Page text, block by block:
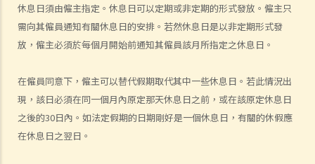
休息日須由僱主指定。休息日可以定期或非定期的形式發放。僱主只
需向其僱員通知有關休息日的安排。若然休息日是以非定期形式發
放，僱主必須於每個月開始前通知其僱員該月所指定之休息日。
在僱員同意下，僱主可以替代假期取代其中一些休息日。若此情況出
現，該日必須在同一個月內原定那天休息日之前，或在該原定休息日
之後的30日內。如法定假期的日期剛好是一個休息日，有關的休假應
在休息日之翌日。
者。因我經已辭去現有工作（而新職員亦已上班），我在離職時便成為
失業人士。我可否向給予新聘約的公司採取法律行動或尋求補救方法？
B. 薪酬
1. 我的秘書弄壞了我辦公室的電腦，而我打算從她本月的薪金中扣除
$3,000 以作賠償，我可否作此扣除？僱主在甚麼情況下才可扣減僱員薪
金？